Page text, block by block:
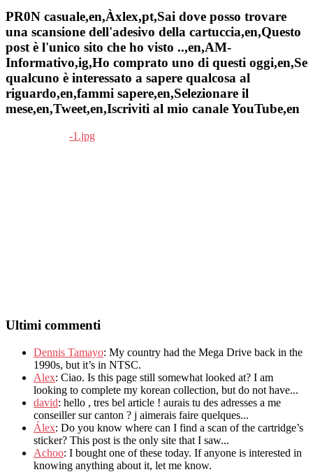
PR0N casuale,en,Àxlex,pt,Sai dove posso trovare
una scansione dell'adesivo della cartuccia,en,Questo
post è l'unico sito che ho visto ..,en,AM-
Informativo,ig,Ho comprato uno di questi oggi,en,Se
qualcuno è interessato a sapere qualcosa al
riguardo,en,fammi sapere,en,Selezionare il
mese,en,Tweet,en,Iscriviti al mio canale YouTube,en
Ultimi commenti
Dennis Tamayo: My country had the Mega Drive back in the
1990s, but it’s in NTSC.
Alex: Ciao. Is this page still somewhat looked at? I am
looking to complete my korean collection, but do not have...
david: hello , tres bel article ! aurais tu des adresses a me
conseiller sur canton ? j aimerais faire quelques...
Álex: Do you know where can I find a scan of the cartridge’s
sticker? This post is the only site that I saw...
Achoo: I bought one of these today. If anyone is interested in
knowing anything about it, let me know.